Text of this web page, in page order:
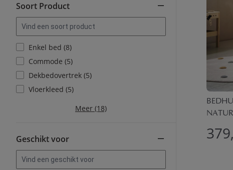
Soort Product
Enkel bed (8)
Commode (5)
Dekbedovertrek (5)
Vloerkleed (5)
Meer (18)
Geschikt voor 379,